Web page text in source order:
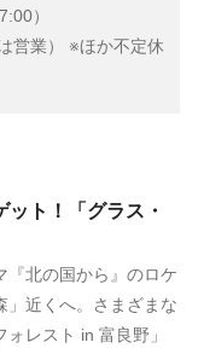
）
営業） ※ほか不定休
ト！「グラス・
『北の国から』のロケ
」近くへ。さまざまな
レスト in 富良野」